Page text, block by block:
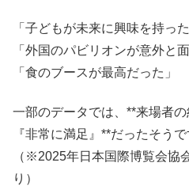
「子どもが未来に興味を持った
「外国のパビリオンが意外と
「食のブースが最高だった」
一部のデータでは、**来場者
『非常に満足』**だったそうで
（※2025年日本国際博覧会協
り）